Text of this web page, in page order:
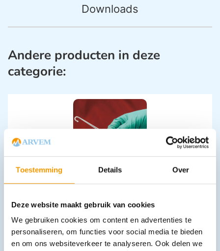
Toestemming Details Over
Deze website maakt gebruik van cookies
We gebruiken cookies om content en advertenties te
personaliseren, om functies voor social media te bieden
en om ons websiteverkeer te analyseren. Ook delen we
Downloads
Andere producten in deze
categorie:
Leverbaar